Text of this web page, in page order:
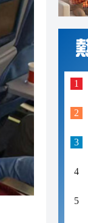
10:38
10:34
10:33
10:32
10:27